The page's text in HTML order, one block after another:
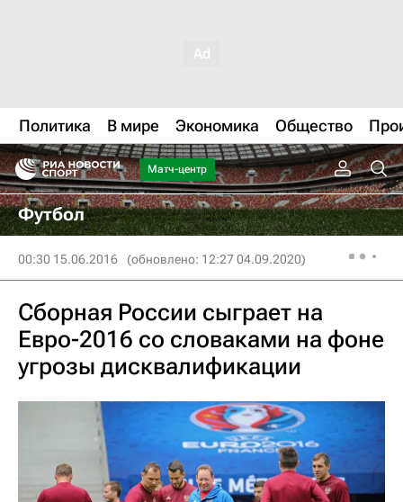
Политика В мире Экономика Общество
Матч-центр
Футбол
00:30 15.06.2016 (обновлено: 12:27 04.09.2020)
Сборная России сыграет на
Евро-2016 со словаками на фоне
угрозы дисквалификации